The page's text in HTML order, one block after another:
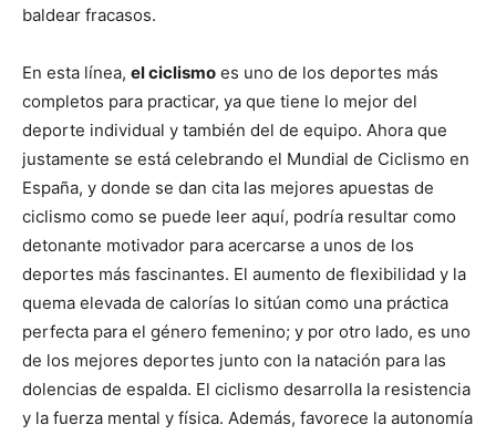
baldear fracasos.
En esta línea, el ciclismo es uno de los deportes más
completos para practicar, ya que tiene lo mejor del
deporte individual y también del de equipo. Ahora que
justamente se está celebrando el Mundial de Ciclismo en
España, y donde se dan cita las mejores apuestas de
ciclismo como se puede leer aquí, podría resultar como
detonante motivador para acercarse a unos de los
deportes más fascinantes. El aumento de flexibilidad y la
quema elevada de calorías lo sitúan como una práctica
perfecta para el género femenino; y por otro lado, es uno
de los mejores deportes junto con la natación para las
dolencias de espalda. El ciclismo desarrolla la resistencia
y la fuerza mental y física. Además, favorece la autonomía